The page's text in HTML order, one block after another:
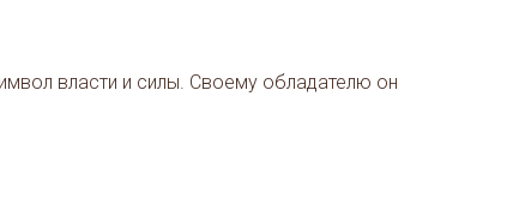
власти и силы. Своему обладателю он